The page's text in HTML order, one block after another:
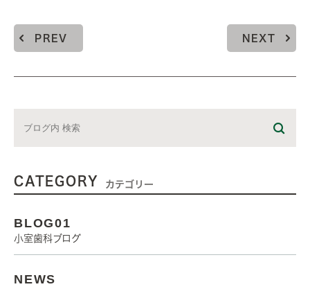
PREV NEXT
CATEGORY カテゴリー
BLOG01
小室歯科ブログ
NEWS